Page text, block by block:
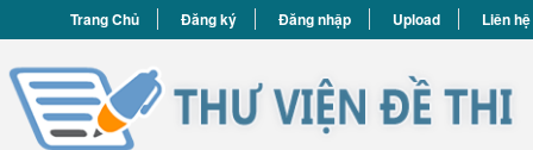
Trang Chủ Đăng ký Đăng nhập Upload Liên hệ